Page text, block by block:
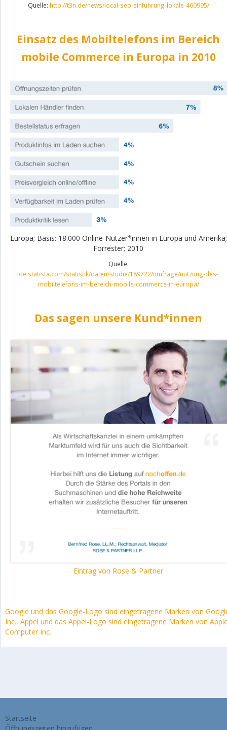
Quelle: http://t3n.de/news/local-seo-einfuhrung-lokale-460995/
Einsatz des Mobiltelefons im Bereich
mobile Commerce in Europa in 2010
Europa; Basis: 18.000 Online-Nutzer*innen in Europa und Amerika;
Forrester; 2010
Quelle:
de.statista.com/statistik/daten/studie/189722/umfrage/nutzung-des-
mobiltelefons-im-bereich-mobile-commerce-in-europa/
Das sagen unsere Kund*innen
Eintrag von Rose & Partner
Google und das Google-Logo sind eingetragene Marken von
Inc., Appel und das Appel-Logo sind eingetragene Marken von
Computer Inc.
Startseite
Öffnungszeiten hinzufügen